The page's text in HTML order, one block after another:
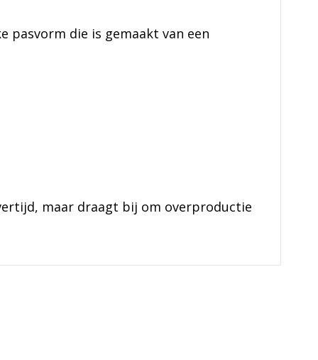
pasvorm die is gemaakt van een
maar draagt bij om overproductie